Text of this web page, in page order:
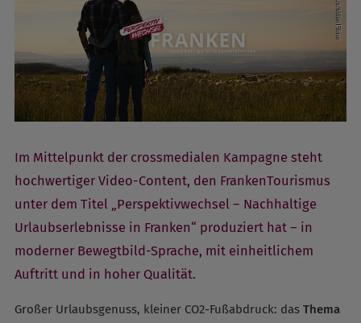
Im Mittelpunkt der crossmedialen Kampagne steht
hochwertiger Video-Content, den FrankenTourismus
unter dem Titel „Perspektivwechsel – Nachhaltige
Urlaubserlebnisse in Franken“ produziert hat – in
moderner Bewegtbild-Sprache, mit einheitlichem
Auftritt und in hoher Qualität.
Großer Urlaubsgenuss, kleiner CO2-Fußabdruck: das Thema